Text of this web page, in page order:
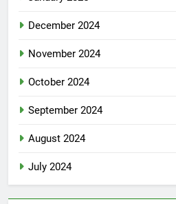
December 2024
November 2024
October 2024
September 2024
August 2024
July 2024